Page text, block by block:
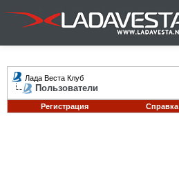
Лада Веста Клуб
Пользователи
Регистрация Справка